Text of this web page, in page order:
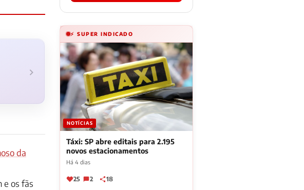
da
e os fãs
⚡ SUPER INDICADO
NOTÍCIAS
Táxi: SP abre editais para 2.195
novos estacionamentos
Há 4 dias
25 2 18